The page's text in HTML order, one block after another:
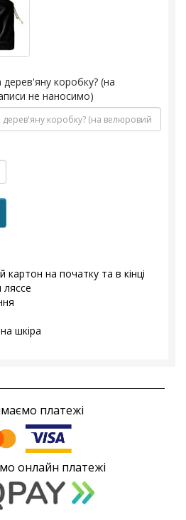
коробку? (на
не наносимо)
картон на початку та в кінці
ляссе
шкіра
платежі
онлайн платежі